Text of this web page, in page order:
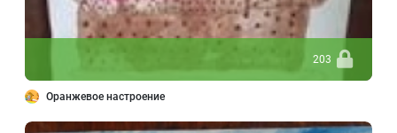
203
Оранжевое настроение